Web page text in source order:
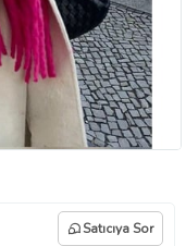
Satıcıya Sor